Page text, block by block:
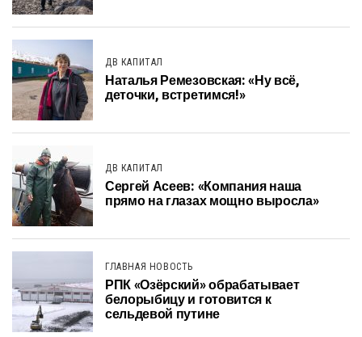
ДВ КАПИТАЛ
Наталья Ремезовская: «Ну всё,
деточки, встретимся!»
ДВ КАПИТАЛ
Сергей Асеев: «Компания наша
прямо на глазах мощно выросла»
ГЛАВНАЯ НОВОСТЬ
РПК «Озёрский» обрабатывает
белорыбицу и готовится к
сельдевой путине